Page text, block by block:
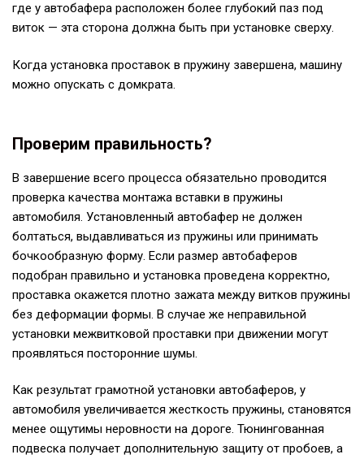
где у автобафера расположен более глубокий паз под
виток — эта сторона должна быть при установке сверху.
Когда установка проставок в пружину завершена, машину
можно опускать с домкрата.
Проверим правильность?
В завершение всего процесса обязательно проводится
проверка качества монтажа вставки в пружины
автомобиля. Установленный автобафер не должен
болтаться, выдавливаться из пружины или принимать
бочкообразную форму. Если размер автобаферов
подобран правильно и установка проведена корректно,
проставка окажется плотно зажата между витков пружины
без деформации формы. В случае же неправильной
установки межвитковой проставки при движении могут
проявляться посторонние шумы.
Как результат грамотной установки автобаферов, у
автомобиля увеличивается жесткость пружины, становятся
менее ощутимы неровности на дороге. Тюнингованная
подвеска получает дополнительную защиту от пробоев, а